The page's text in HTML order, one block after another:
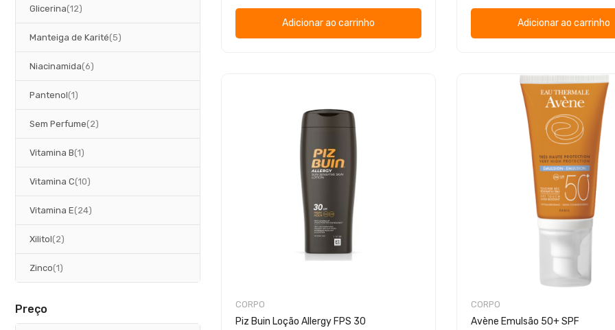
Adicionar ao carrinho Adicionar ao carrinho
CORPO
Piz Buin Loção Allergy FPS 30
CORPO
Avène Emulsão 50+ SPF
Glicerina 12
artigos
Manteiga de Karité 5
artigos
Niacinamida 6
artigos
Pantenol 1
artigo
Sem Perfume 2
artigos
Vitamina B 1
artigo
Vitamina C 10
artigos
Vitamina E 24
artigos
Xilitol 2
artigos
Zinco 1
artigo
Preço